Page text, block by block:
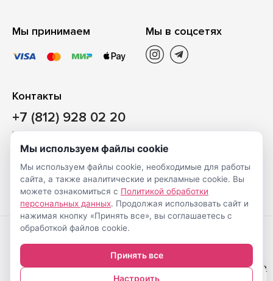
Мы принимаем Мы в соцсетях
Контакты
+7 (812) 928 02 20
Наш магазин
Санкт-Петербург, ул. Ворошилова, д. 2, Литер «Р» (БЦ
«Сигнал»), 3 этаж, пом. 2
На карте
Создание
интернет-
магазинов
© Shveimarkt.ru,
2017-2026
Настройка cookie
0
Мы используем файлы cookie
Мы используем файлы cookie, необходимые для работы
сайта, а также аналитические и рекламные cookie. Вы
можете ознакомиться с Политикой обработки
персональных данных. Продолжая использовать сайт и
нажимая кнопку «Принять все», вы соглашаетесь с
обработкой файлов cookie.
Принять все
Настроить